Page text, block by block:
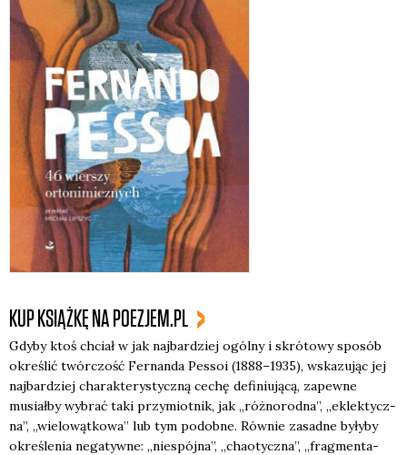
KUP KSIĄŻKĘ NA POEZJEM.PL
Gdy­by ktoś chciał w jak naj­bar­dziej ogól­ny i skró­to­wy spo­sób
okre­ślić twór­czość Fer­nan­da Pes­soi (1888–1935), wska­zu­jąc jej
naj­bar­dziej cha­rak­te­ry­stycz­ną cechę defi­niu­ją­cą, zapew­ne
musiał­by wybrać taki przy­miot­nik, jak „róż­no­rod­na”, „eklek­tycz­
na”, „wie­lo­wąt­ko­wa” lub tym podob­ne. Rów­nie zasad­ne były­by
okre­śle­nia nega­tyw­ne: „nie­spój­na”, „cha­otycz­na”, „frag­men­ta­